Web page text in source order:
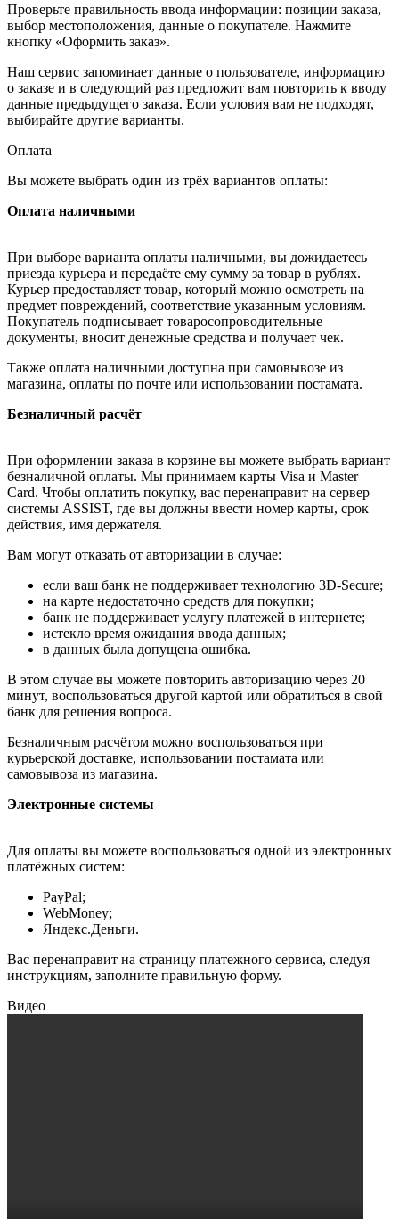
Проверьте правильность ввода информации: позиции заказа,
выбор местоположения, данные о покупателе. Нажмите
кнопку «Оформить заказ».
Наш сервис запоминает данные о пользователе, информацию
о заказе и в следующий раз предложит вам повторить к вводу
данные предыдущего заказа. Если условия вам не подходят,
выбирайте другие варианты.
Оплата
Вы можете выбрать один из трёх вариантов оплаты:
Оплата наличными
При выборе варианта оплаты наличными, вы дожидаетесь
приезда курьера и передаёте ему сумму за товар в рублях.
Курьер предоставляет товар, который можно осмотреть на
предмет повреждений, соответствие указанным условиям.
Покупатель подписывает товаросопроводительные
документы, вносит денежные средства и получает чек.
Также оплата наличными доступна при самовывозе из
магазина, оплаты по почте или использовании постамата.
Безналичный расчёт
При оформлении заказа в корзине вы можете выбрать вариант
безналичной оплаты. Мы принимаем карты Visa и Master
Card. Чтобы оплатить покупку, вас перенаправит на сервер
системы ASSIST, где вы должны ввести номер карты, срок
действия, имя держателя.
Вам могут отказать от авторизации в случае:
если ваш банк не поддерживает технологию 3D-Secure;
на карте недостаточно средств для покупки;
банк не поддерживает услугу платежей в интернете;
истекло время ожидания ввода данных;
в данных была допущена ошибка.
В этом случае вы можете повторить авторизацию через 20
минут, воспользоваться другой картой или обратиться в свой
банк для решения вопроса.
Безналичным расчётом можно воспользоваться при
курьерской доставке, использовании постамата или
самовывоза из магазина.
Электронные системы
Для оплаты вы можете воспользоваться одной из электронных
платёжных систем:
PayPal;
WebMoney;
Яндекс.Деньги.
Вас перенаправит на страницу платежного сервиса, следуя
инструкциям, заполните правильную форму.
Видео